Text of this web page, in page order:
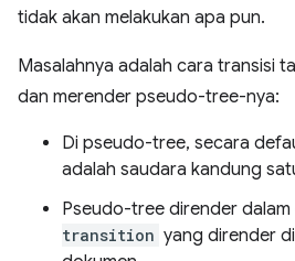
tidak akan melakukan apa pun.
Masalahnya adalah cara transisi
dan merender pseudo-tree-nya:
Di pseudo-tree, secara
adalah saudara kandung
Pseudo-tree dirender dalam
transition yang dirender